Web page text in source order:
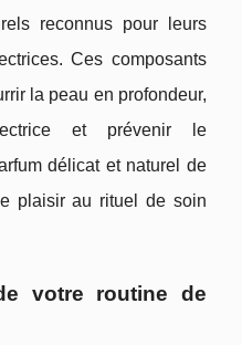
reconnus pour leurs
Ces composants
la peau en profondeur,
et prévenir le
délicat et naturel de
plaisir au rituel de soin
votre routine de